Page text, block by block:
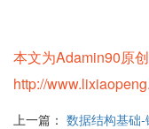
本文为Adamin90原
http://
上一篇： 数据结构基础-